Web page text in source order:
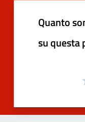
Quanto
su questa